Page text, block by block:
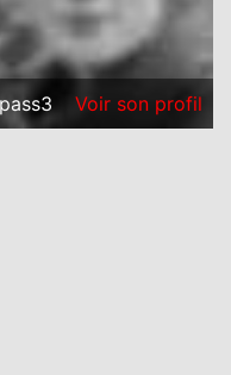
Voir son profil